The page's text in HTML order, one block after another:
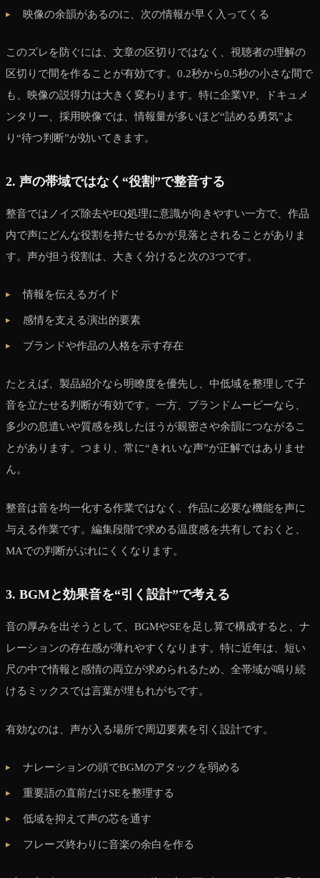
映像の余韻があるのに、次の情報が早く入ってくる
このズレを防ぐには、文章の区切りではなく、視聴者の理解の
区切りで間を作ることが有効です。0.2秒から0.5秒の小さな間で
も、映像の説得力は大きく変わります。特に企業VP、ドキュメ
ンタリー、採用映像では、情報量が多いほど“詰める勇気”よ
り“待つ判断”が効いてきます。
2. 声の帯域ではなく“役割”で整音する
整音ではノイズ除去やEQ処理に意識が向きやすい一方で、作品
内で声にどんな役割を持たせるかが見落とされることがありま
す。声が担う役割は、大きく分けると次の3つです。
情報を伝えるガイド
感情を支える演出的要素
ブランドや作品の人格を示す存在
たとえば、製品紹介なら明瞭度を優先し、中低域を整理して子
音を立たせる判断が有効です。一方、ブランドムービーなら、
多少の息遣いや質感を残したほうが親密さや余韻につながるこ
とがあります。つまり、常に“きれいな声”が正解ではありませ
ん。
整音は音を均一化する作業ではなく、作品に必要な機能を声に
与える作業です。編集段階で求める温度感を共有しておくと、
MAでの判断がぶれにくくなります。
3. BGMと効果音を“引く設計”で考える
音の厚みを出そうとして、BGMやSEを足し算で構成すると、ナ
レーションの存在感が薄れやすくなります。特に近年は、短い
尺の中で情報と感情の両立が求められるため、全帯域が鳴り続
けるミックスでは言葉が埋もれがちです。
有効なのは、声が入る場所で周辺要素を引く設計です。
ナレーションの頭でBGMのアタックを弱める
重要語の直前だけSEを整理する
低域を抑えて声の芯を通す
フレーズ終わりに音楽の余白を作る